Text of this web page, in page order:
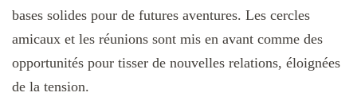
bases solides pour de futures aventures. Les cercles
amicaux et les réunions sont mis en avant comme des
opportunités pour tisser de nouvelles relations, éloignées
de la tension.